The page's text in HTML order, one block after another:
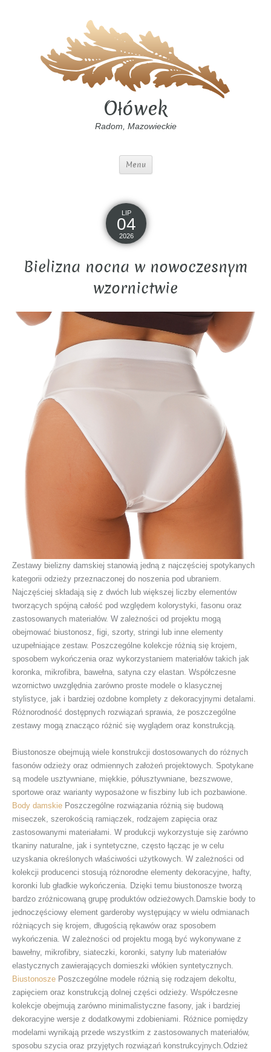
Ołówek
Radom, Mazowieckie
Menu
LIP
04
2026
Bielizna nocna w nowoczesnym
wzornictwie
Zestawy bielizny damskiej stanowią jedną z najczęściej spotykanych
kategorii odzieży przeznaczonej do noszenia pod ubraniem.
Najczęściej składają się z dwóch lub większej liczby elementów
tworzących spójną całość pod względem kolorystyki, fasonu oraz
zastosowanych materiałów. W zależności od projektu mogą
obejmować biustonosz, figi, szorty, stringi lub inne elementy
uzupełniające zestaw. Poszczególne kolekcje różnią się krojem,
sposobem wykończenia oraz wykorzystaniem materiałów takich jak
koronka, mikrofibra, bawełna, satyna czy elastan. Współczesne
wzornictwo uwzględnia zarówno proste modele o klasycznej
stylistyce, jak i bardziej ozdobne komplety z dekoracyjnymi detalami.
Różnorodność dostępnych rozwiązań sprawia, że poszczególne
zestawy mogą znacząco różnić się wyglądem oraz konstrukcją.
Biustonosze obejmują wiele konstrukcji dostosowanych do różnych
fasonów odzieży oraz odmiennych założeń projektowych. Spotykane
są modele usztywniane, miękkie, półusztywniane, bezszwowe,
sportowe oraz warianty wyposażone w fiszbiny lub ich pozbawione.
Body damskie Poszczególne rozwiązania różnią się budową
miseczek, szerokością ramiączek, rodzajem zapięcia oraz
zastosowanymi materiałami. W produkcji wykorzystuje się zarówno
tkaniny naturalne, jak i syntetyczne, często łącząc je w celu
uzyskania określonych właściwości użytkowych. W zależności od
kolekcji producenci stosują różnorodne elementy dekoracyjne, hafty,
koronki lub gładkie wykończenia. Dzięki temu biustonosze tworzą
bardzo zróżnicowaną grupę produktów odzieżowych.Damskie body to
jednoczęściowy element garderoby występujący w wielu odmianach
różniących się krojem, długością rękawów oraz sposobem
wykończenia. W zależności od projektu mogą być wykonywane z
bawełny, mikrofibry, siateczki, koronki, satyny lub materiałów
elastycznych zawierających domieszki włókien syntetycznych.
Biustonosze Poszczególne modele różnią się rodzajem dekoltu,
zapięciem oraz konstrukcją dolnej części odzieży. Współczesne
kolekcje obejmują zarówno minimalistyczne fasony, jak i bardziej
dekoracyjne wersje z dodatkowymi zdobieniami. Różnice pomiędzy
modelami wynikają przede wszystkim z zastosowanych materiałów,
sposobu szycia oraz przyjętych rozwiązań konstrukcyjnych.Odzież